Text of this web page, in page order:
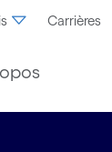
Carrières